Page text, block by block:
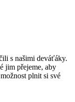
s našimi deváťáky.
jim přejeme, aby
plnit si své